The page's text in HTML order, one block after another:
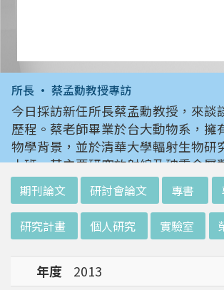
所長 • 蔡孟勳教授專訪
今日採訪新任所長蔡孟勳教授，來談
歷程。蔡老師畢業於台大動物系，擁
物學背景，並於清華大學輻射生物研
士班。其主要研究放射線及砷重金屬
NA 的傷害及細胞表型的改變。就讀陽
士班時，選定研究長期暴露於低劑量
對人體的影響，並比較其他國家高劑
不同影響。在美國國家衛生研究院從
究時，開始了以微陣列技術探討致癌
金屬以及輻射線等對腫瘤細胞的影響
期刊論文 研討會論文 專書
研究計畫 個人研究 實驗室
年度
2013